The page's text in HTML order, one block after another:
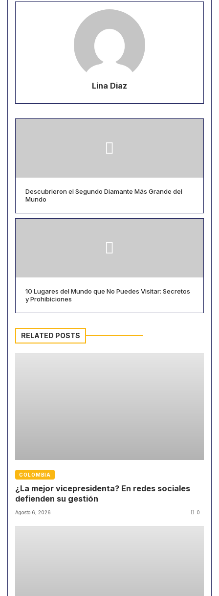
Lina Diaz
Descubrieron el Segundo Diamante Más Grande del
Mundo
10 Lugares del Mundo que No Puedes Visitar: Secretos
y Prohibiciones
RELATED POSTS
COLOMBIA
¿La mejor vicepresidenta? En redes sociales
defienden su gestión
Agosto 6, 2026 0